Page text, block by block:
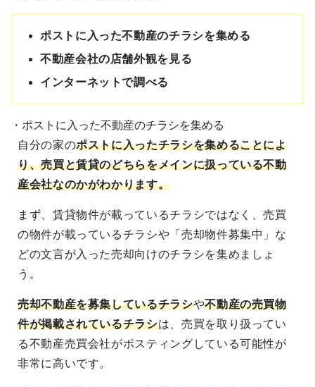
ポストに入った不動産のチラシを集める
不動産会社の店舗外観を見る
インターネットで調べる
・ポストに入った不動産のチラシを集める
自分の家のポストに入ったチラシを集めることによ
り、売買と賃貸のどちらをメインに扱っている不動
産会社なのかがわかります。
まず、賃貸物件が載っているチラシではなく、売買
の物件が載っているチラシや「売却物件募集中」な
どの文言が入った売却向けのチラシを集めましょ
う。
売却不動産を募集しているチラシや不動産の売買物
件が掲載されているチラシは、売買を取り扱ってい
る不動産売買会社がポスティングしている可能性が
非常に高いです。